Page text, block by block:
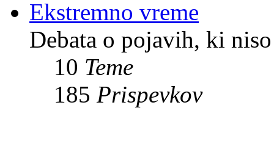
Ekstremno vreme
Debata o pojavih, ki
10 Teme
185 Prispevkov